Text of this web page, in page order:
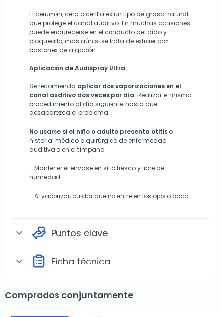
El cerumen, cera o cerilla es un tipo de grasa natural
que protege el canal auditivo. En muchas ocasiones
puede endurecerse en el conducto del oído y
bloquearlo, más aún si se trata de extraer con
bastones de algodón.
Aplicación de Audispray Ultra
Se recomienda aplicar dos vaporizaciones en el
canal auditivo dos veces por día. Realizar el mismo
procedimiento al día siguiente, hasta que
desaparezca el problema.
No usarse si el niño o adulto presenta otitis o
historial médico o quirúrgico de enfermedad
auditiva o en el tímpano.
- Mantener el envase en sitio fresco y libre de
humedad.
- Al vaporizar, cuidar que no entre en los ojos o boca.
expand_more Puntos clave
expand_more Ficha técnica
Comprados conjuntamente